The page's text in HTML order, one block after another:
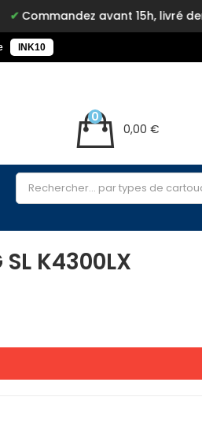
Commandez avant 15h, livré
INK10
0,00 €
0
K4300LX